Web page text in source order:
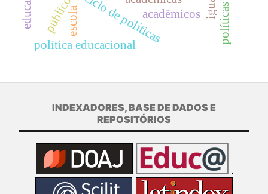
acadêmicos
ciclo de políticas
política educacional
escola
INDEXADORES, BASE DE DADOS E
REPOSITÓRIOS